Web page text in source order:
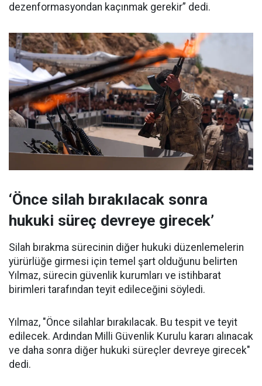
dezenformasyondan kaçınmak gerekir” dedi.
‘Önce silah bırakılacak sonra
hukuki süreç devreye girecek’
Silah bırakma sürecinin diğer hukuki düzenlemelerin
yürürlüğe girmesi için temel şart olduğunu belirten
Yılmaz, sürecin güvenlik kurumları ve istihbarat
birimleri tarafından teyit edileceğini söyledi.
Yılmaz, "Önce silahlar bırakılacak. Bu tespit ve teyit
edilecek. Ardından Milli Güvenlik Kurulu kararı alınacak
ve daha sonra diğer hukuki süreçler devreye girecek"
dedi.